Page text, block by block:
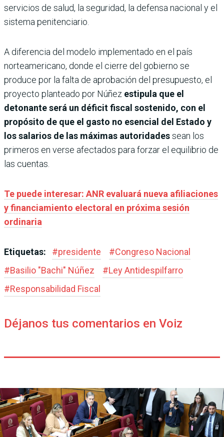
servicios de salud, la seguridad, la defensa nacional y el
sistema penitenciario.
A diferencia del modelo implementado en el país
norteamericano, donde el cierre del gobierno se
produce por la falta de aprobación del presupuesto, el
proyecto planteado por Núñez estipula que el
detonante será un déficit fiscal sostenido, con el
propósito de que el gasto no esencial del Estado y
los salarios de las máximas autoridadessean los
primeros en verse afectados para forzar el equilibrio de
las cuentas.
Te puede interesar: ANR evaluará nueva afiliaciones
y financiamiento electoral en próxima sesión
ordinaria
Etiquetas: #presidente #Congreso Nacional
#Basilio "Bachi" Núñez #Ley Antidespilfarro
#Responsabilidad Fiscal
Déjanos tus comentarios en Voiz